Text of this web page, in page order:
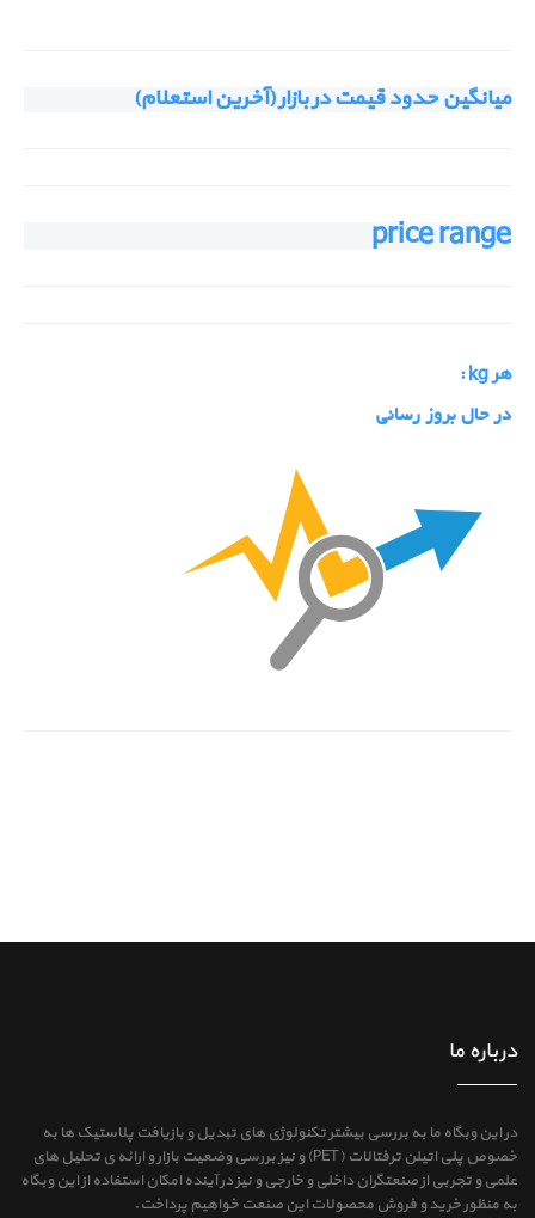
میانگین حدود قیمت در بازار (آخرین استعلام)
price range
هر kg :
در حال بروز رسانی
درباره ما
در این وبگاه ما به بررسی بیشتر تکنولوژی های تبدیل و بازیافت پلاستیک ها به
خصوص پلی اتیلن ترفتالات (PET) و نیز بررسی وضعیت بازار و ارائه ی تحلیل های
علمی و تجربی از صنعتگران داخلی و خارجی و نیز در آینده امکان استفاده از این وبگاه
به منظور خرید و فروش محصولات این صنعت خواهیم پرداخت.